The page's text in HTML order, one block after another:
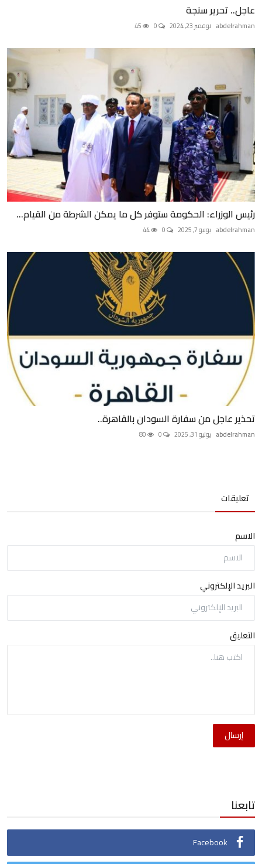
عاجل.. تحرير سنجة
abdelrahman نوفمبر 23, 2024
رئيس الوزراء: الحكومة ستوفر كل ما يمكن الشرطة من القيام...
abdelrahman يونيو 7, 2025
تحذير عاجل من سفارة السودان بالقاهرة..
abdelrahman يوليو 31, 2025
تعليقات
الاسم
البريد الإلكتروني
التعليق
إرسال
تابعنا
Facebook